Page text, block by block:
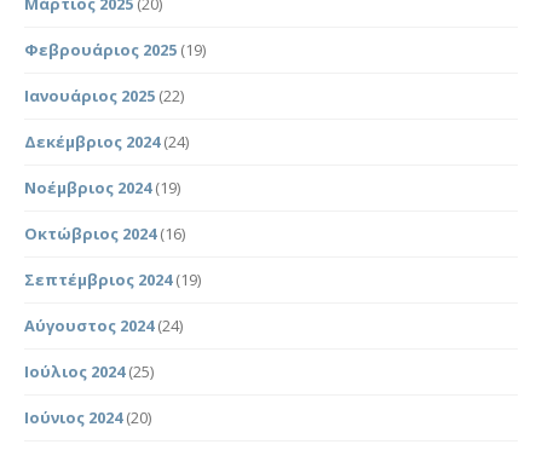
Φεβρουάριος 2025 (19)
Ιανουάριος 2025 (22)
Δεκέμβριος 2024(24)
Νοέμβριος 2024(19)
Οκτώβριος 2024(16)
Σεπτέμβριος 2024(19)
Αύγουστος 2024(24)
Ιούλιος 2024(25)
Ιούνιος 2024(20)